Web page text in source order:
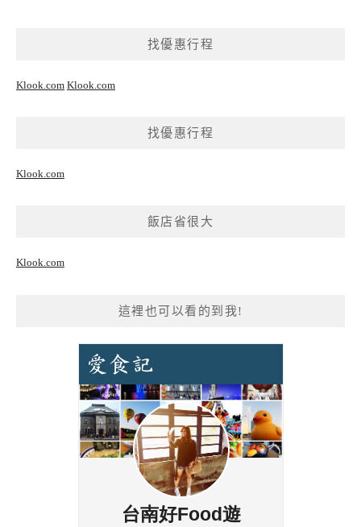
找優惠行程
Klook.com Klook.com
找優惠行程
Klook.com
飯店省很大
Klook.com
這裡也可以看的到我!